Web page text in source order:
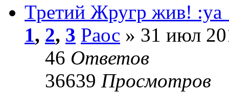
Третий Жругр жив!
1, 2, 3 Раос » 31 июл
46 Ответов
36639 Просмотров